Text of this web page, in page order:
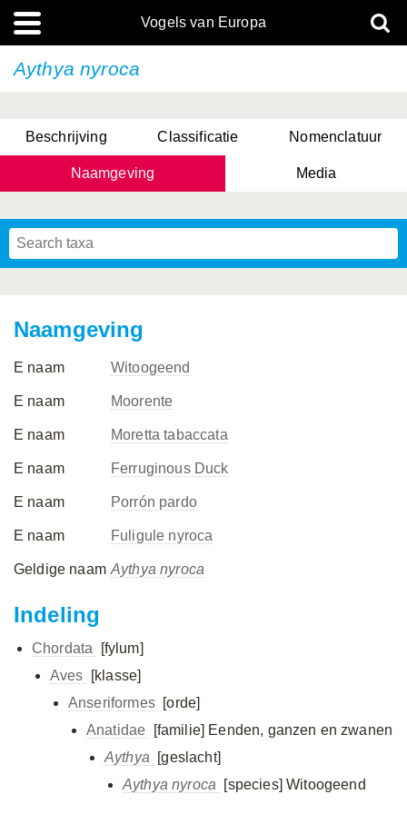
Vogels van Europa
Aythya nyroca
Beschrijving Classificatie Nomenclatuur
Naamgeving Media
Naamgeving
E naam Witoogeend
E naam Moorente
E naam Moretta tabaccata
E naam Ferruginous Duck
E naam Porrón pardo
E naam Fuligule nyroca
Geldige naam Aythya nyroca
Indeling
Chordata
[fylum]
Aves
[klasse]
Anseriformes [orde]
Anatidae
[familie] Eenden, ganzen en zwanen
Aythya
[geslacht]
Aythya nyroca
[species] Witoogeend